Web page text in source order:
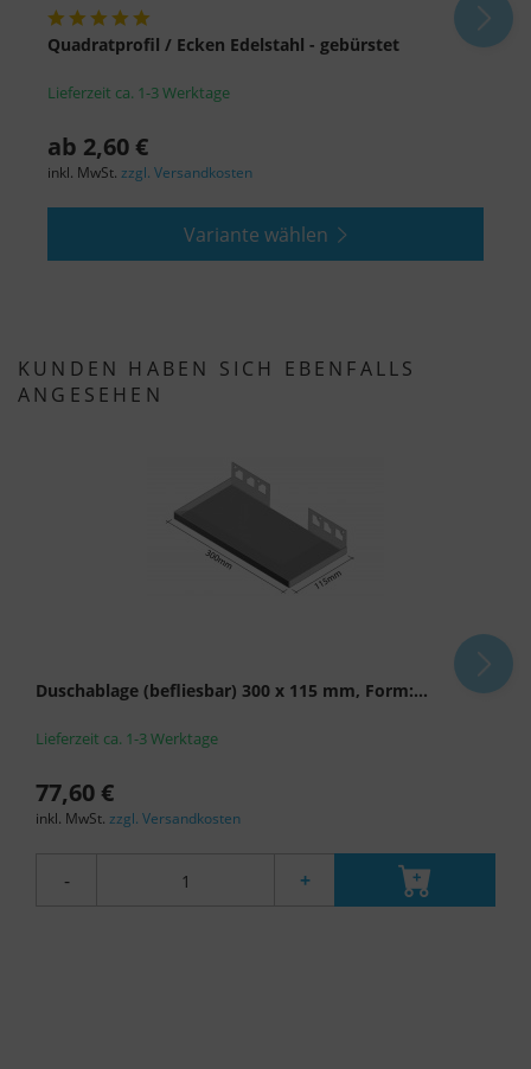
Quadratprofil / Ecken Edelstahl - gebürstet
Lieferzeit ca. 1-3 Werktage
ab 2,60 €
inkl. MwSt. zzgl. Versandkosten
Variante wählen
KUNDEN HABEN SICH EBENFALLS
ANGESEHEN
Duschablage (befliesbar) 300 x 115 mm, Form:...
Lieferzeit ca. 1-3 Werktage
77,60 €
inkl. MwSt. zzgl. Versandkosten
- +